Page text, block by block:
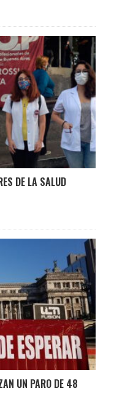
DE LA SALUD
UN PARO DE 48